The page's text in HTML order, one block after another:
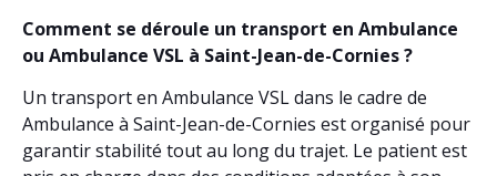
Comment se déroule un transport en Ambulance
ou Ambulance VSL à Saint-Jean-de-Cornies ?
Un transport en Ambulance VSL dans le cadre de
Ambulance à Saint-Jean-de-Cornies est organisé pour
garantir stabilité tout au long du trajet. Le patient est